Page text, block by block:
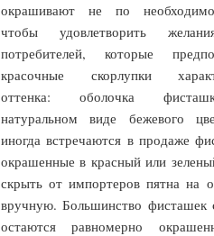
окрашивают не по
чтобы удовлетворить
потребителей, которые
красочные скорлупки
оттенка: оболочка
натуральном виде бежевого
иногда встречаются в продаже
окрашенные в красный или
скрыть от импортеров пятна на
вручную. Большинство
остаются равномерно